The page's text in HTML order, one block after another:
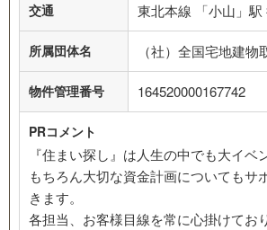
交通 東北本線 「小山」駅
所属団体名 （社）全国宅地建
物件管理番号 164520000167742
PRコメント
『住まい探し』は人生の中でも大イベ
もちろん大切な資金計画についてもサ
きます。
各担当、お客様目線を常に心掛けてお